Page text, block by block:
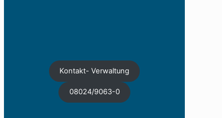
Kontakt- Verwaltung
08024/9063-0